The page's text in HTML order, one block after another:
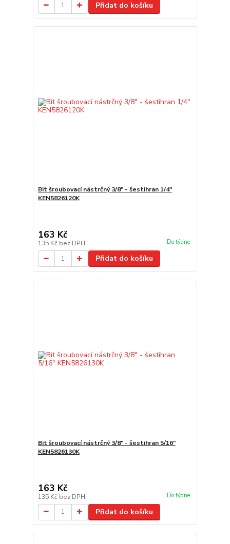
Přidat do košíku
Bit šroubovací nástrčný 3/8" - šestihran 1/4"
KEN5826120K
163 Kč
135 Kč bez DPH Do týdne
Přidat do košíku
Bit šroubovací nástrčný 3/8" - šestihran 5/16"
KEN5826130K
163 Kč
135 Kč bez DPH Do týdne
Přidat do košíku